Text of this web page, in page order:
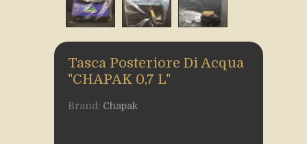
Tasca Posteriore Di Acqua
"CHAPAK 0,7 L"
Brand: Chapak